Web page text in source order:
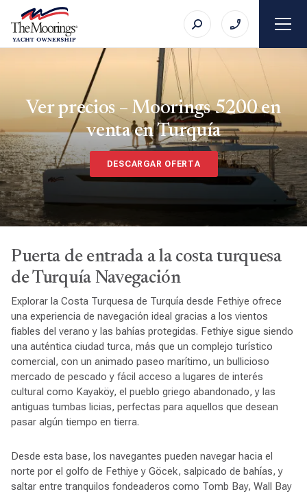
Ver precios – Moorings 5200 en
venta en Turquía
DESCARGAR OFERTA
Puerta de entrada a la costa turquesa
de Turquía Navegación
Explorar la Costa Turquesa de Turquía desde Fethiye ofrece
una experiencia de navegación ideal gracias a los vientos
fiables del verano y las bahías protegidas. Fethiye sigue siendo
una auténtica ciudad turca, más que un complejo turístico
comercial, con un animado paseo marítimo, un bullicioso
mercado de pescado y fácil acceso a lugares de interés
cultural como Kayaköy, el pueblo griego abandonado, y las
antiguas tumbas licias, perfectas para aquellos que desean
pasar algún tiempo en tierra.
Desde esta base, los navegantes pueden navegar hacia el
norte por el golfo de Fethiye y Göcek, salpicado de bahías, y
saltar entre tranquilos fondeaderos como Tomb Bay, Wall Bay